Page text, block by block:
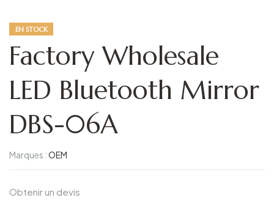
EN STOCK
Factory Wholesale
LED Bluetooth Mirror
DBS-06A
Marques :OEM
Obtenir un devis